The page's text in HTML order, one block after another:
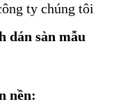
ty chúng tôi
dán sàn mẫu
nền: